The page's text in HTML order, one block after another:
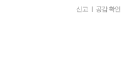
신고 | 공감 확인